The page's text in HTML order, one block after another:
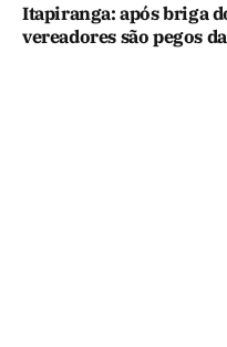
Itapiranga: após briga
vereadores são pegos